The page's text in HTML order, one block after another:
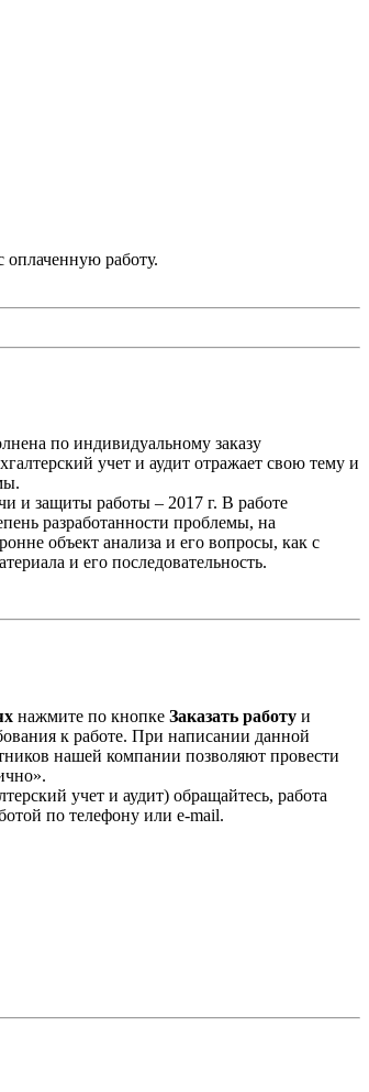
оплаченную работу.
по индивидуальному заказу
учет и аудит отражает свою тему и
и защиты работы – 2017 г. В работе
разработанности проблемы, на
объект анализа и его вопросы, как с
и его последовательность.
нажмите по кнопке Заказать работу и
к работе. При написании данной
нашей компании позволяют провести
учет и аудит) обращайтесь, работа
по телефону или e-mail.